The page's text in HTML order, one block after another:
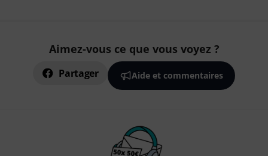
Aimez-vous ce que vous voyez ?
Partager Aide et commentaires